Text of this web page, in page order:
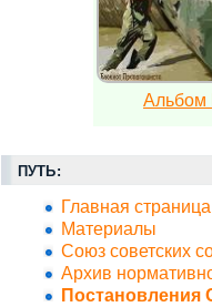
Альбом
ПУТЬ:
Главная страница
Материалы
Союз советских
Архив
Постановления